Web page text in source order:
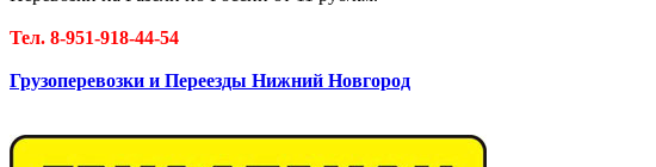
Тел. 8-951-918-44-54
Грузоперевозки и Переезды Нижний Новгород